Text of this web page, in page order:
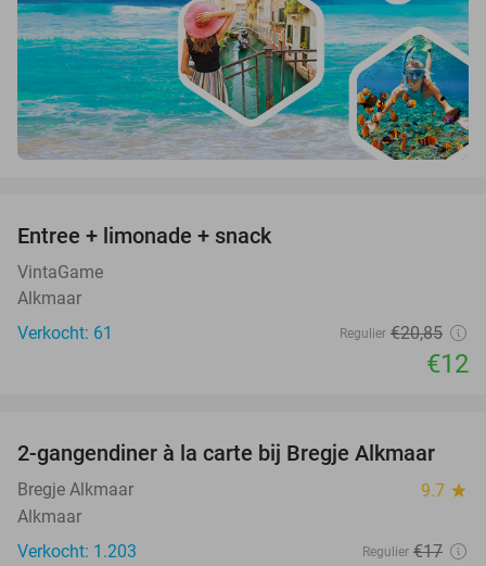
Entree + limonade + snack
VintaGame
Alkmaar
Verkocht: 61
Regulier €20,85
€12
12%
2-gangendiner à la carte bij Bregje Alkmaar
Bregje Alkmaar 9.7 star
Alkmaar
Verkocht: 1.203
Regulier €17